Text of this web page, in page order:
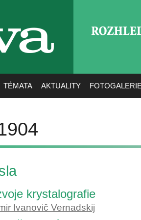
TÉMATA AKTUALITY
krystalografie
Ivanovič Vernadskij